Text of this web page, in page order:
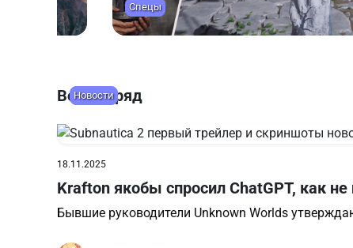
Обзоры
Всё подряд
Новости
18.11.2025
Krafton якобы спросил ChatGPT, как
Бывшие руководители Unknown Worlds